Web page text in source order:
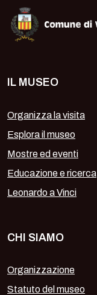
IL MUSEO
Organizza la visita
Esplora il museo
Mostre ed eventi
Educazione e ricerca
Leonardo a Vinci
CHI SIAMO
Organizzazione
Statuto del museo